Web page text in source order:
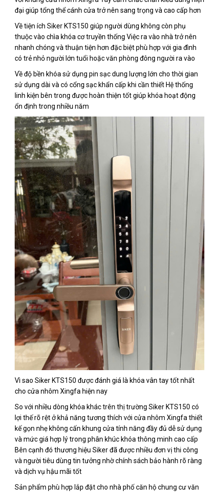
đại giúp tổng thể cánh cửa trở nên sang trọng và cao cấp hơn
Về tiện ích Siker KTS150 giúp người dùng không còn phụ
thuộc vào chìa khóa cơ truyền thống Việc ra vào nhà trở nên
nhanh chóng và thuận tiện hơn đặc biệt phù hợp với gia đình
có trẻ nhỏ người lớn tuổi hoặc văn phòng đông người ra vào
Về độ bền khóa sử dụng pin sạc dung lượng lớn cho thời gian
sử dụng dài và có cổng sạc khẩn cấp khi cần thiết Hệ thống
linh kiện bên trong được hoàn thiện tốt giúp khóa hoạt động
ổn định trong nhiều năm
Vì sao Siker KTS150 được đánh giá là khóa vân tay tốt nhất
cho cửa nhôm Xingfa hiện nay
So với nhiều dòng khóa khác trên thị trường Siker KTS150 có
lợi thế rõ rệt ở khả năng tương thích với cửa nhôm Xingfa thiết
kế gọn nhẹ không cấn khung cửa tính năng đầy đủ dễ sử dụng
và mức giá hợp lý trong phân khúc khóa thông minh cao cấp
Bên cạnh đó thương hiệu Siker đã được nhiều đơn vị thi công
và người tiêu dùng tin tưởng nhờ chính sách bảo hành rõ ràng
và dịch vụ hậu mãi tốt
Sản phẩm phù hợp lắp đặt cho nhà phố căn hộ chung cư văn